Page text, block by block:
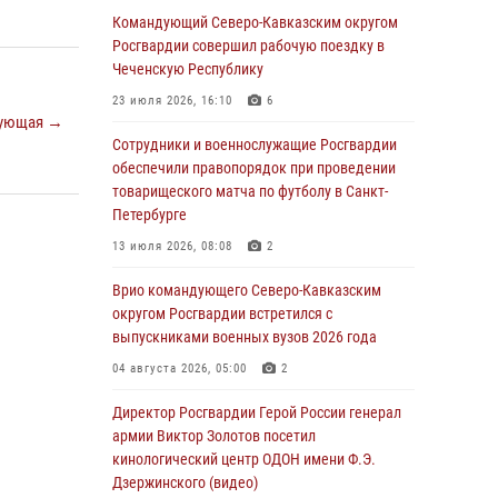
→
06 августа 2026, 13:24
Росгвардейцы задержали мужчину,
открывшего стрельбу в Подмосковье (видео)
Росгвардейцы провели выставку вооружения
для участников сбора «Гвардеец» в Пензе
(видео)
06 августа 2026, 12:00
В Курске росгвардейцы приняли участие в
митинге, посвященном второй годовщине
вторжения ВСУ на территорию области
06 августа 2026, 11:56 4
В Санкт-Петербурге наряд Росгвардии
задержал правонарушителя, угрожавшего
подростку травматическим пистолетом
06 августа 2026, 11:33
Командующий Северо-Кавказским округом
Росгвардии совершил рабочую поездку в
Чеченскую Республику
23 июля 2026, 16:10 6
Сотрудники и военнослужащие Росгвардии
обеспечили правопорядок при проведении
товарищеского матча по футболу в Санкт-
Петербурге
13 июля 2026, 08:08 2
Врио командующего Северо-Кавказским
округом Росгвардии встретился с
выпускниками военных вузов 2026 года
04 августа 2026, 05:00 2
Директор Росгвардии Герой России генерал
армии Виктор Золотов посетил
кинологический центр ОДОН имени Ф.Э.
Дзержинского (видео)